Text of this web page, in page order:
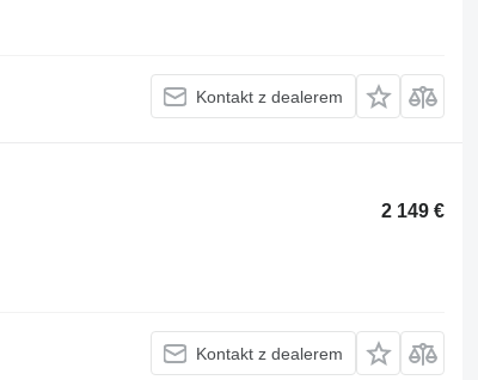
Kontakt z dealerem
2 149 €
Kontakt z dealerem